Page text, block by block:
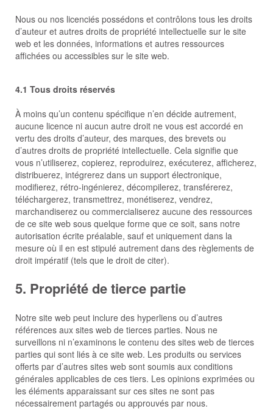
Nous ou nos licenciés possédons et contrôlons tous les droits
d’auteur et autres droits de propriété intellectuelle sur le site
web et les données, informations et autres ressources
affichées ou accessibles sur le site web.
4.1 Tous droits réservés
À moins qu’un contenu spécifique n’en décide autrement,
aucune licence ni aucun autre droit ne vous est accordé en
vertu des droits d’auteur, des marques, des brevets ou
d’autres droits de propriété intellectuelle. Cela signifie que
vous n’utiliserez, copierez, reproduirez, exécuterez, afficherez,
distribuerez, intégrerez dans un support électronique,
modifierez, rétro-ingénierez, décompilerez, transférerez,
téléchargerez, transmettrez, monétiserez, vendrez,
marchandiserez ou commercialiserez aucune des ressources
de ce site web sous quelque forme que ce soit, sans notre
autorisation écrite préalable, sauf et uniquement dans la
mesure où il en est stipulé autrement dans des règlements de
droit impératif (tels que le droit de citer).
5. Propriété de tierce partie
Notre site web peut inclure des hyperliens ou d’autres
références aux sites web de tierces parties. Nous ne
surveillons ni n’examinons le contenu des sites web de tierces
parties qui sont liés à ce site web. Les produits ou services
offerts par d’autres sites web sont soumis aux conditions
générales applicables de ces tiers. Les opinions exprimées ou
les éléments apparaissant sur ces sites ne sont pas
nécessairement partagés ou approuvés par nous.